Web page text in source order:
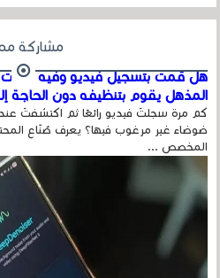
مشاركة
هل قمت بتسجيل فيديو وفيه أصوت
المذهل يقوم بتنظيفه دون الحاجة
كم مرة سجلتَ فيديو رائعًا ثم اكتشفتَ
ضوضاء غير مرغوب فيها؟ يعرف صُنّاع
المخصص ...